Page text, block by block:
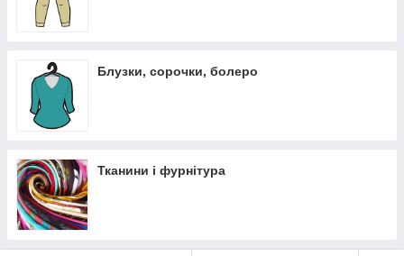
Блузки, сорочки, болеро
Тканини і фурнітура